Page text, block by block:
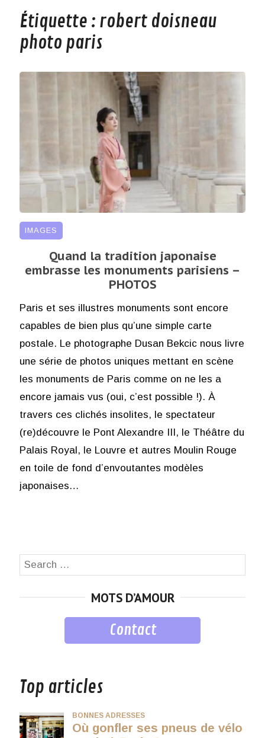
Étiquette : robert doisneau
photo paris
IMAGES
Quand la tradition japonaise
embrasse les monuments parisiens –
PHOTOS
Paris et ses illustres monuments sont encore
capables de bien plus qu’une simple carte
postale. Le photographe Dusan Bekcic nous livre
une série de photos uniques mettant en scène
les monuments de Paris comme on ne les a
encore jamais vus (oui, c’est possible !). À
travers ces clichés insolites, le spectateur
(re)découvre le Pont Alexandre III, le Théâtre du
Palais Royal, le Louvre et autres Moulin Rouge
en toile de fond d’envoutantes modèles
japonaises…
Search
MOTS D’AMOUR
Contact
Top articles